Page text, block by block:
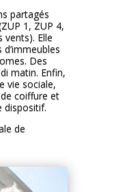
partagés
1, ZUP 4,
vents). Elle
Des
matin. Enfin,
vie sociale,
de coiffure et
dispositif.
de